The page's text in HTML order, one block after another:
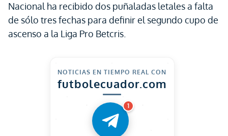
Nacional ha recibido dos puñaladas letales a falta
de sólo tres fechas para definir el segundo cupo de
ascenso a la Liga Pro Betcris.
NOTICIAS EN TIEMPO REAL CON
futbolecuador.com
1